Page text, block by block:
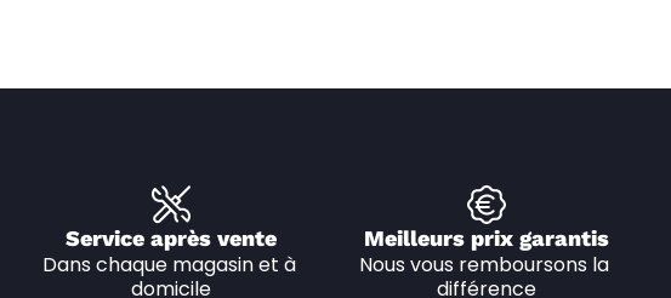
Service après vente
Dans chaque magasin et à
domicile
Meilleurs prix garantis
Nous vous remboursons la
différence